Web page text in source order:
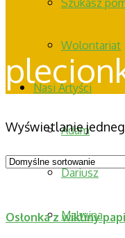
Szukasz
Wolontariat
Nasi Artyści
Adam
Dariusz
Malwina
Wyświetlanie
Osłonka z wikliny